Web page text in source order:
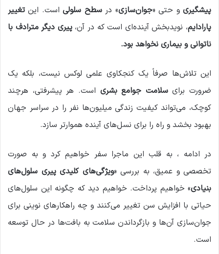
پیشگیریو حتی «جوان‌سازی» درسطح سلولیاست. اینتغییر
پارادایم، نویدبخش آینده‌ای است که در آن،پیری دیگر مترادف با
ناتوانی و بیماری نخواهد بود.
این تلاش‌ها صرفاً یک کنجکاوی علمی لوکس نیست، بلکه یک
ضرورت برایسلامت جوامع بشری است. هر پیشرفتی، هرچند
کوچک، می‌تواند کیفیت زندگی میلیون‌ها نفر را در سراسر جهان
بهبود بخشد و راه را برای نسل‌های آینده هموارتر سازد.
در ادامه ، به قلب این ماجرا سفر خواهیم کرد و به صورت
تخصصی و عمیق، به بررسی «ویژگی‌های کلیدی پیری سلول‌های
بنیادی» خواهیم پرداخت. خواهیم دید که چگونه این سلول‌های
حیاتی با افزایش سن تغییر می‌کنند و چه راهکارهای نوینی برای
جوان‌سازی آن‌ها و بازگرداندن سلامت به بافت‌ها در حال توسعه
است.